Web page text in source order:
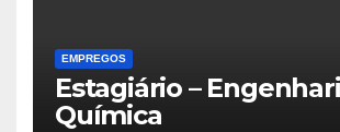
EMPREGOS
Estagiário –
Química